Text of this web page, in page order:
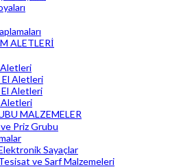
ALETLERİ
Aletleri
Aletleri
Aletleri
MALZEMELER
Priz Grubu
Sayaçlar
ve Sarf Malzemeleri